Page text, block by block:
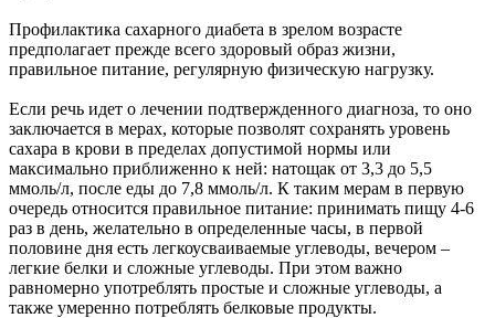
Профилактика сахарного диабета в зрелом возрасте
предполагает прежде всего здоровый образ жизни,
правильное питание, регулярную физическую нагрузку.
Если речь идет о лечении подтвержденного диагноза, то оно
заключается в мерах, которые позволят сохранять уровень
сахара в крови в пределах допустимой нормы или
максимально приближенно к ней: натощак от 3,3 до 5,5
ммоль/л, после еды до 7,8 ммоль/л. К таким мерам в первую
очередь относится правильное питание: принимать пищу 4-6
раз в день, желательно в определенные часы, в первой
половине дня есть легкоусваиваемые углеводы, вечером –
легкие белки и сложные углеводы. При этом важно
равномерно употреблять простые и сложные углеводы, а
также умеренно потреблять белковые продукты.